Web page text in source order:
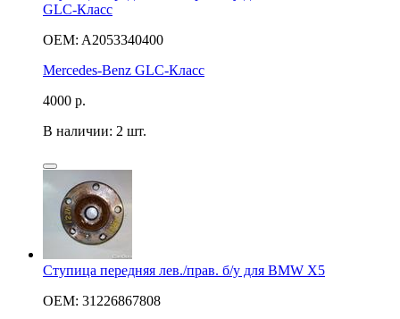
GLC-Класс
OEM: A2053340400
Mercedes-Benz GLC-Класс
4000 р.
В наличии: 2 шт.
Ступица передняя лев./прав. б/у для BMW X5
OEM: 31226867808